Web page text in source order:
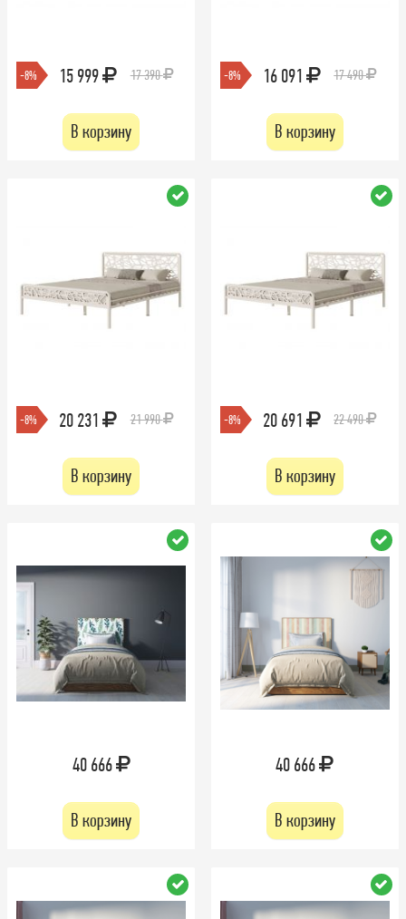
-8% 15 999 17 390
В корзину
-8% 16 091 17 490
В корзину
-8% 20 231 21 990
В корзину
-8% 20 691 22 490
В корзину
40 666
В корзину
40 666
В корзину